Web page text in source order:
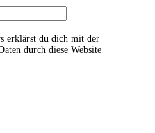
erklärst du dich mit der
durch diese Website